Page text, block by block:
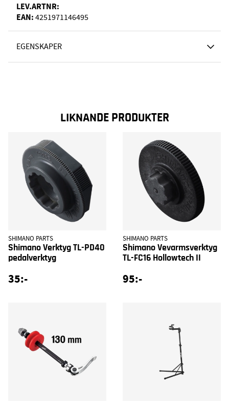
LEV.ARTNR:
EAN: 4251971146495
EGENSKAPER
LIKNANDE PRODUKTER
SHIMANO PARTS
Shimano Verktyg TL-PD40
pedalverktyg
35:-
SHIMANO PARTS
Shimano Vevarmsverktyg
TL-FC16 Hollowtech II
95:-